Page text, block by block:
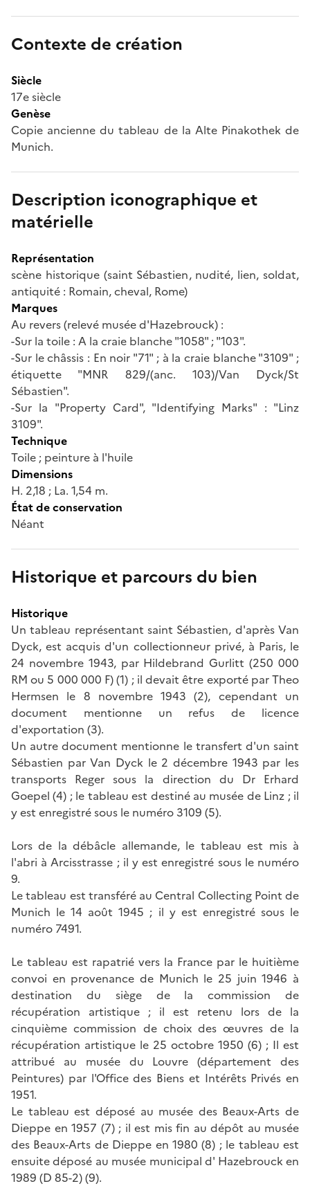
Contexte de création
Siècle
17e siècle
Genèse
Copie ancienne du tableau de la Alte Pinakothek de
Munich.
Description iconographique et
matérielle
Représentation
scène historique (saint Sébastien, nudité, lien, soldat,
antiquité : Romain, cheval, Rome)
Marques
Au revers (relevé musée d'Hazebrouck) :
-Sur la toile : A la craie blanche "1058" ; "103".
-Sur le châssis : En noir "71" ; à la craie blanche "3109" ;
étiquette "MNR 829/(anc. 103)/Van Dyck/St
Sébastien".
-Sur la "Property Card", "Identifying Marks" : "Linz
3109".
Technique
Toile ; peinture à l'huile
Dimensions
H. 2,18 ; La. 1,54 m.
État de conservation
Néant
Historique et parcours du bien
Historique
Un tableau représentant saint Sébastien, d'après Van
Dyck, est acquis d'un collectionneur privé, à Paris, le
24 novembre 1943, par Hildebrand Gurlitt (250 000
RM ou 5 000 000 F) (1) ; il devait être exporté par Theo
Hermsen le 8 novembre 1943 (2), cependant un
document mentionne un refus de licence
d'exportation (3).
Un autre document mentionne le transfert d'un saint
Sébastien par Van Dyck le 2 décembre 1943 par les
transports Reger sous la direction du Dr Erhard
Goepel (4) ; le tableau est destiné au musée de Linz ; il
y est enregistré sous le numéro 3109 (5).
Lors de la débâcle allemande, le tableau est mis à
l'abri à Arcisstrasse ; il y est enregistré sous le numéro
9.
Le tableau est transféré au Central Collecting Point de
Munich le 14 août 1945 ; il y est enregistré sous le
numéro 7491.
Le tableau est rapatrié vers la France par le huitième
convoi en provenance de Munich le 25 juin 1946 à
destination du siège de la commission de
récupération artistique ; il est retenu lors de la
cinquième commission de choix des œuvres de la
récupération artistique le 25 octobre 1950 (6) ; Il est
attribué au musée du Louvre (département des
Peintures) par l'Office des Biens et Intérêts Privés en
1951.
Le tableau est déposé au musée des Beaux-Arts de
Dieppe en 1957 (7) ; il est mis fin au dépôt au musée
des Beaux-Arts de Dieppe en 1980 (8) ; le tableau est
ensuite déposé au musée municipal d' Hazebrouck en
1989 (D 85-2) (9).